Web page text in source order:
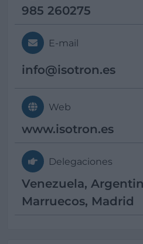
985 260275
E-mail
info@isotron.es
Web
www.isotron.es
Delegaciones
Venezuela,
Marruecos, Madrid